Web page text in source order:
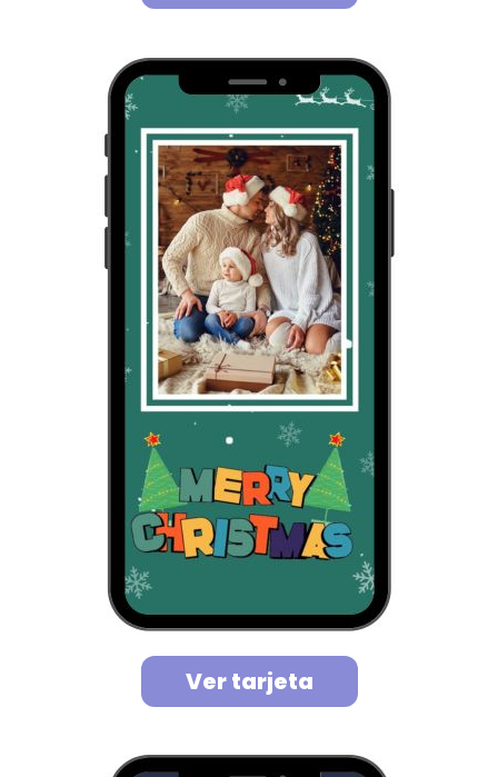
Ver tarjeta